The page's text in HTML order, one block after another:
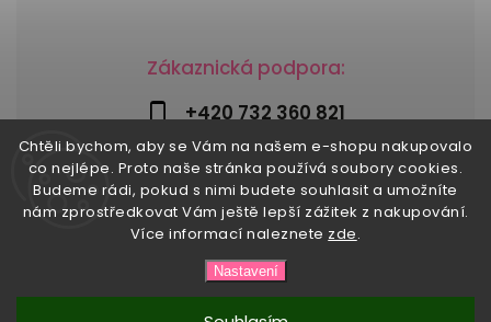
Chtěli bychom, aby se Vám na našem e-shopu nakupovalo
co nejlépe. Proto naše stránka používá soubory cookies.
Budeme rádi, pokud s nimi budete souhlasit a umožníte
nám zprostředkovat Vám ještě lepší zážitek z nakupování.
Více informací naleznete zde.
Nastavení
Zákaznická podpora:
+420 732 360 821
info@risesnu.cz
Risesnu.cz. Všechna práva vyhrazena.
Upravit nastavení cookies
Shoptet | Design